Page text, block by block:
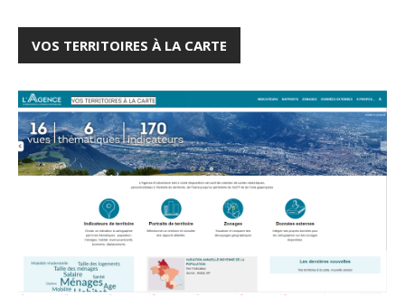
VOS TERRITOIRES À LA CARTE